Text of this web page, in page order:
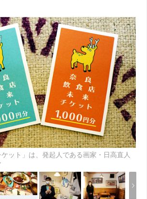
ケット」は、発起人である画家・日高直人